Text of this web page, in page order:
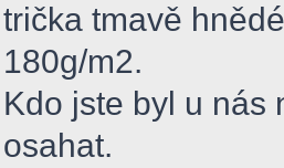
trička tmavě
180g/m2.
Kdo jste byl u nás
osahat.